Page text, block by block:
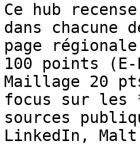
Ce hub
dans chacune
page
100 points
Maillage 20
focus sur les
sources
LinkedIn,